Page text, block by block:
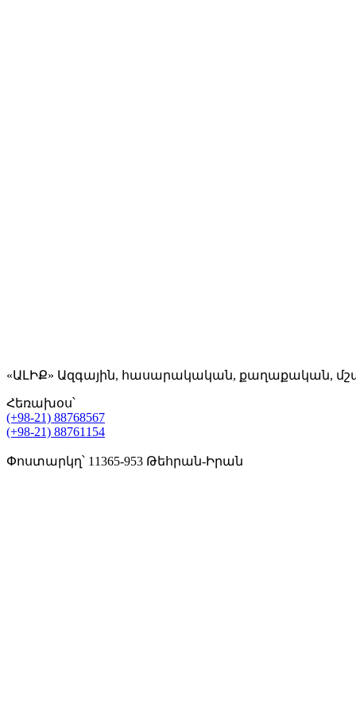
«ԱԼԻՔ» Ազգային, հասարակական, քաղաքական,
Հեռախօս՝
(+98-21) 88768567
(+98-21) 88761154
Փոստարկղ՝ 11365-953 Թեհրան-Իրան